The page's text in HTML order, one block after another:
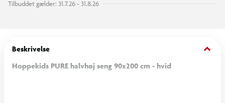
Tilbuddet gælder: 31.7.26 - 31.8.26
Beskrivelse keyboard_arrow_down
Hoppekids PURE halvhøj seng 90x200 cm - hvid